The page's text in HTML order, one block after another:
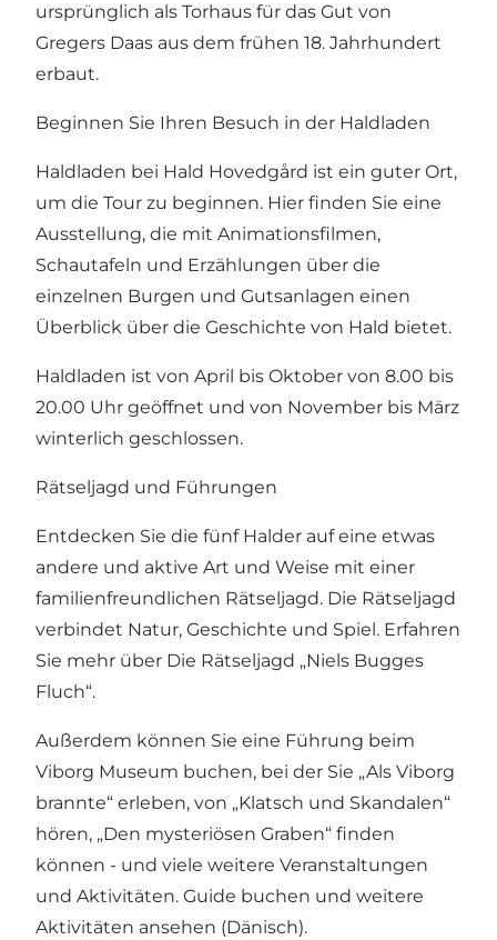
ursprünglich als Torhaus für das Gut von
Gregers Daas aus dem frühen 18. Jahrhundert
erbaut.
Beginnen Sie Ihren Besuch in der Haldladen
Haldladen bei Hald Hovedgård ist ein guter Ort,
um die Tour zu beginnen. Hier finden Sie eine
Ausstellung, die mit Animationsfilmen,
Schautafeln und Erzählungen über die
einzelnen Burgen und Gutsanlagen einen
Überblick über die Geschichte von Hald bietet.
Haldladen ist von April bis Oktober von 8.00 bis
20.00 Uhr geöffnet und von November bis März
winterlich geschlossen.
Rätseljagd und Führungen
Entdecken Sie die fünf Halder auf eine etwas
andere und aktive Art und Weise mit einer
familienfreundlichen Rätseljagd. Die Rätseljagd
verbindet Natur, Geschichte und Spiel. Erfahren
Sie mehr über Die Rätseljagd „Niels Bugges
Fluch“.
Außerdem können Sie eine Führung beim
Viborg Museum buchen, bei der Sie „Als Viborg
brannte“ erleben, von „Klatsch und Skandalen“
hören, „Den mysteriösen Graben“ finden
können - und viele weitere Veranstaltungen
und Aktivitäten. Guide buchen und weitere
Aktivitäten ansehen (Dänisch).